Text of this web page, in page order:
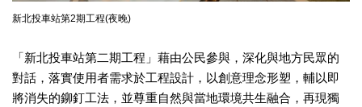
政
公
開
資
訊
新北投車站第2期工程(夜晚)
「新北投車站第二期工程」藉由公民參與，深化與地方民眾的
對話，落實使用者需求於工程設計，以創意理念形塑，輔以即
將消失的鉚釘工法，並尊重自然與當地環境共生融合，再現獨